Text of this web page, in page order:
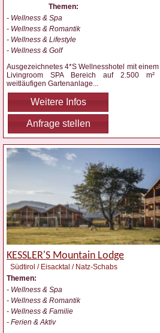
Themen:
- Wellness & Spa
- Wellness & Romantik
- Wellness & Lifestyle
- Wellness & Golf
Ausgezeichnetes 4*S Wellnesshotel mit
Livingroom SPA Bereich auf 2.500
weitläufigen Gartenanlage...
Weitere Infos
Anfrage stellen
KESSLER'S Mountain Lodge
Südtirol / Eisacktal / Natz-Schabs
Themen:
- Wellness & Spa
- Wellness & Romantik
- Wellness & Familie
- Ferien & Aktiv